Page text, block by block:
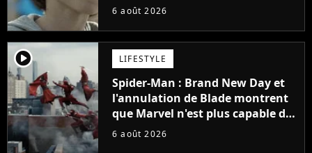
48 jours
6 août 2026
player2 LIFESTYLE
Spider-Man : Brand New Day et
l'annulation de Blade montrent
que Marvel n'est plus capable de
faire quoi que ce soit de simple
6 août 2026